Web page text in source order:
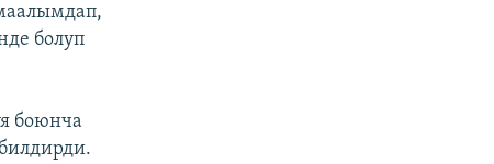
болуп
боюнча